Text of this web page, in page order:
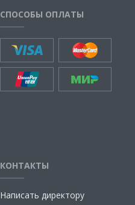
СПОСОБЫ ОПЛАТЫ
КОНТАКТЫ
Написать директору